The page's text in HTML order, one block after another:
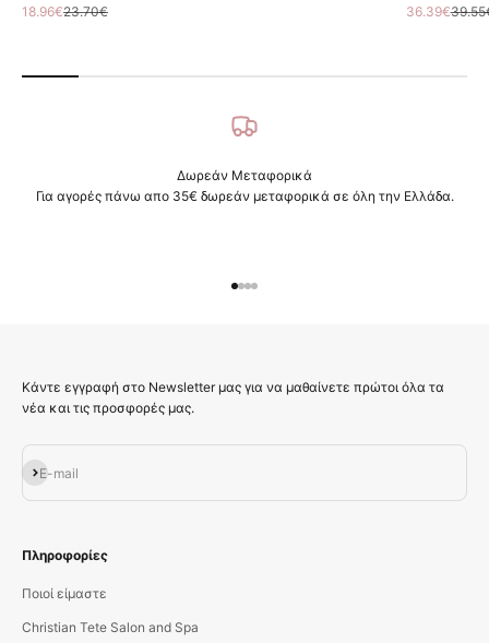
Τιμή πώλησης
18.96€Κανονική τιμή
23.70€
Τιμή
36.39€
Δωρεάν Μεταφορικά
Για αγορές πάνω απο 35€ δωρεάν μεταφορικά σε όλη την Ελλάδα.
Κάντε εγγραφή στο Newsletter μας για να μαθαίνετε πρώτοι όλα τα
νέα και τις προσφορές μας.
E-mail
Εγγραφή
Πληροφορίες
Ποιοί είμαστε
Christian Tete Salon and Spa